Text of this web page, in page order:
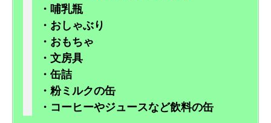
・哺乳瓶
・おしゃぶり
・おもちゃ
・文房具
・缶詰
・粉ミルクの缶
・コーヒーやジュースなど飲料の缶